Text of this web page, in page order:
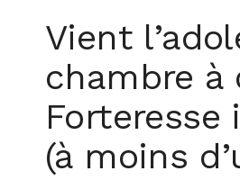
Vient
chambre à
(à moins